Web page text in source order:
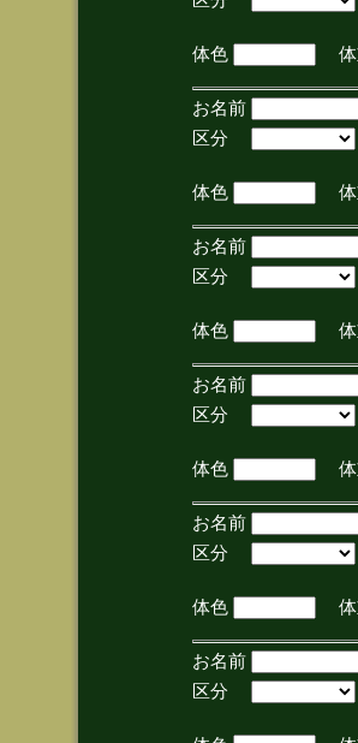
(手
体色
体
お名前
区分
(手
体色
体
お名前
区分
(手
体色
体
お名前
区分
(手
体色
体
お名前
区分
(手
体色
体
お名前
区分
(手